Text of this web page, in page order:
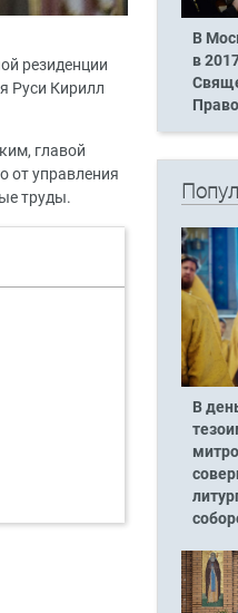
резиденции
Руси Кирилл
главой
от управления
труды.
В
в
В